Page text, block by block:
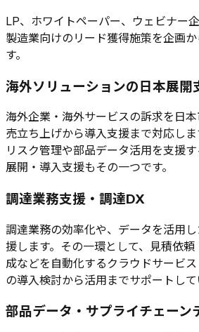
LP、ホワイトペーパー、ウェビナー
製造業向けのリード獲得施策を企画
す。
海外ソリューションの日本展開
海外企業・海外サービスの訴求を日
売立ち上げから導入支援まで対応し
リスク管理や部品データ活用を支援
展開・導入支援もその一つです。
調達業務支援・調達DX
調達業務の効率化や、データを活用
援します。その一環として、見積依
成などを自動化するクラウドサービス
の導入検討から活用までサポートして
部品データ・サプライチェーン